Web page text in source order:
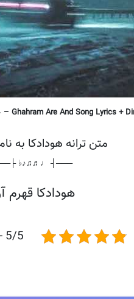
– Ghahram Are And Song Lyrics +
متن ترانه هودادکا به
♩♬♫♪♭ ├───
هودادکا قهرم
5/5 - (1 امتیاز)